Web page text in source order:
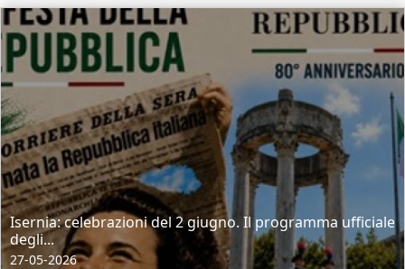
Isernia: celebrazioni del 2 giugno. Il programma ufficiale
degli...
27-05-2026